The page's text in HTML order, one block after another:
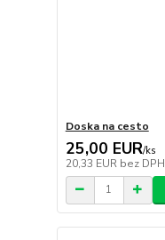
Doska na cesto
25,00 EUR/ks
20,33 EUR bez DPH